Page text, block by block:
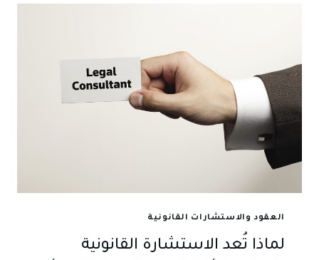
العراق”؟
نفسية
وسلوكية
في
تداولاً
العقود والاستشارات القانونية
لماذا تُعد الاستشارة القانونية